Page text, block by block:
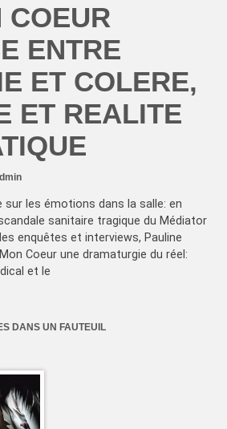
COEUR
ENTRE
ET COLERE,
ET REALITE
sur les émotions dans la salle: en
sanitaire tragique du Médiator
enquêtes et interviews, Pauline
Coeur une dramaturgie du réel:
et le
DANS UN FAUTEUIL